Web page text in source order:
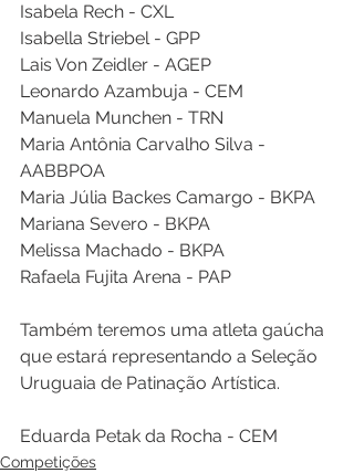
Isabela Rech - CXL
Isabella Striebel - GPP
Lais Von Zeidler - AGEP
Leonardo Azambuja - CEM
Manuela Munchen - TRN
Maria Antônia Carvalho Silva -
AABBPOA
Maria Júlia Backes Camargo - BKPA
Mariana Severo - BKPA
Melissa Machado - BKPA
Rafaela Fujita Arena - PAP
Também teremos uma atleta gaúcha
que estará representando a Seleção
Uruguaia de Patinação Artística.
Eduarda Petak da Rocha - CEM
Competições